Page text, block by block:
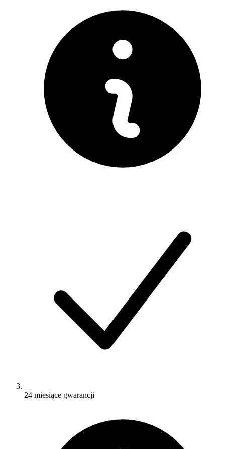
24 miesiące gwarancji